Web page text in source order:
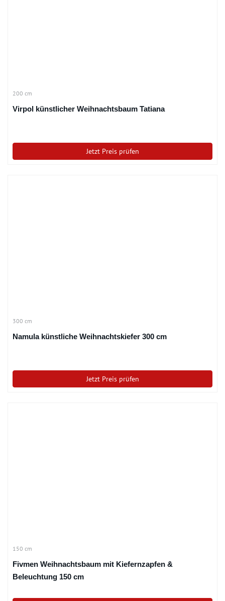
200 cm
Virpol künstlicher Weihnachtsbaum Tatiana
Jetzt Preis prüfen
300 cm
Namula künstliche Weihnachtskiefer 300 cm
Jetzt Preis prüfen
150 cm
Fivmen Weihnachtsbaum mit Kiefernzapfen &
Beleuchtung 150 cm